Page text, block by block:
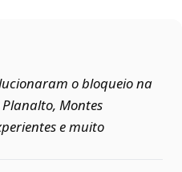
o bloqueio na
Montes
e muito